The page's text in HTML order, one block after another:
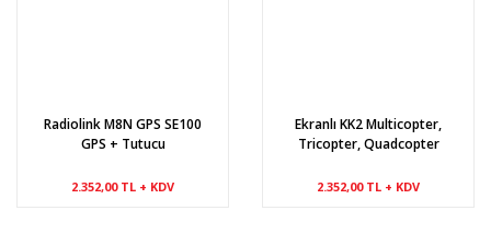
Radiolink M8N GPS SE100
GPS + Tutucu
2.352,00 TL + KDV
Ekranlı KK2 Multicopter,
Tricopter, Quadcopter
2.352,00 TL + KDV